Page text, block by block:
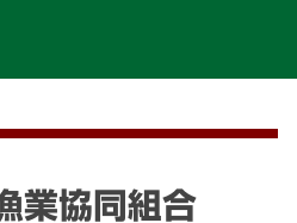
業協同組合